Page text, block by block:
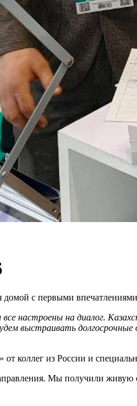
с первыми
настроены на диалог.
выстраивать долгосрочные
коллег из России и
Мы получили